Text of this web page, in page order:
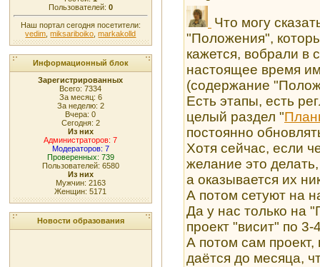
Пользователей: 0
Наш портал сегодня посетители:
vedim ,miksariboiko ,markakolld
Информационный блок
Зарегистрированных
Всего: 7334
За месяц: 6
За неделю: 2
Вчера: 0
Сегодня: 2
Из них
Администраторов: 7
Модераторов: 7
Проверенных: 739
Пользователей: 6580
Из них
Мужчин: 2163
Женщин: 5171
Новости образования
Что могу
"Положения",
кажется, вобрали в
настоящее время
(содержание
Есть этапы, есть
целый раздел "
постоянно
Хотя сейчас, если
желание это
а оказывается их
А потом сетуют на
Да у нас только на
проект "висит" по
А потом сам
даётся до месяца,